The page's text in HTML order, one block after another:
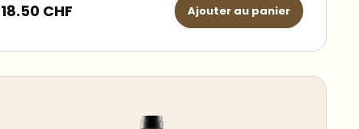
18.50 CHF Ajouter au panier